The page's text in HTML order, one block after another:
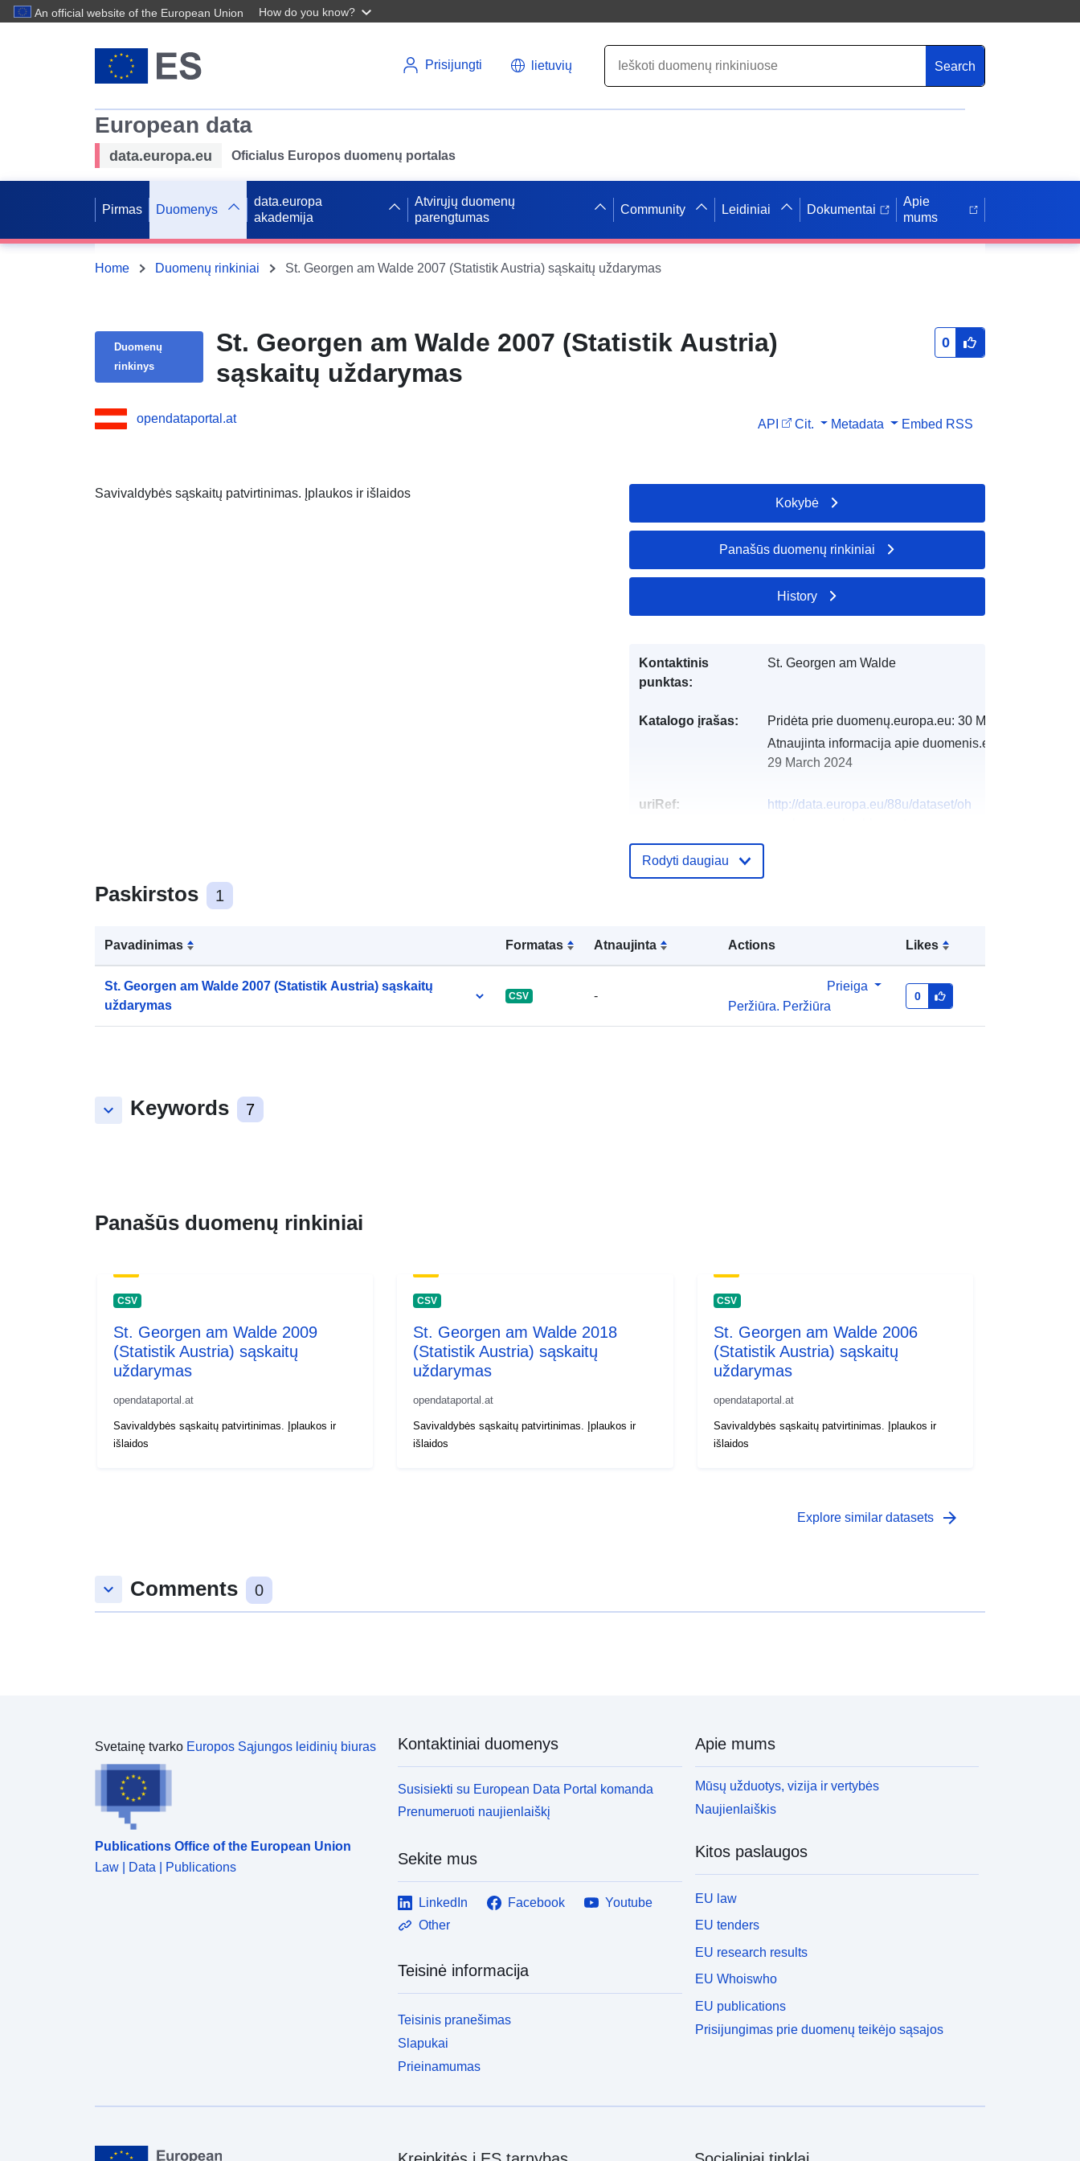
An official website of the European Union How do you know?
Prisijungti lietuvių Search
European data
data.europa.eu Oficialus Europos duomenų portalas
Pirmas Duomenys
data.europa
akademija
Atvirųjų duomenų
parengtumas
Community Leidiniai Dokumentai
Apie
mums
Home Duomenų rinkiniai St. Georgen am Walde 2007 (Statistik Austria) sąskaitų uždarymas
Duomenų
rinkinys
St. Georgen am Walde 2007 (Statistik Austria)
sąskaitų uždarymas
0
opendataportal.at API Cit. Metadata Embed RSS
Savivaldybės sąskaitų patvirtinimas. Įplaukos ir išlaidos
Paskirstos 1
Pavadinimas Formatas Atnaujinta Actions Likes
St. Georgen am Walde 2007 (Statistik Austria) sąskaitų
uždarymas
CSV -
Prieiga
Peržiūra. Peržiūra
0
keyboard_arrow_down Keywords 7
Kokybė
Panašūs duomenų rinkiniai
History
Kontaktinis
punktas:
St. Georgen am Walde
Katalogo įrašas: Pridėta prie duomenų.europa.eu: 30 March 2022
Atnaujinta informacija apie duomenis.europa.eu:
29 March 2024
uriRef:
http://data.europa.eu/88u/dataset/oh
Rodyti daugiau
Panašūs duomenų rinkiniai
CSV
St. Georgen am Walde 2009
(Statistik Austria) sąskaitų
uždarymas
opendataportal.at
Savivaldybės sąskaitų patvirtinimas. Įplaukos ir
išlaidos
CSV
St. Georgen am Walde 2018
(Statistik Austria) sąskaitų
uždarymas
opendataportal.at
Savivaldybės sąskaitų patvirtinimas. Įplaukos ir
išlaidos
CSV
St. Georgen am Walde 2006
(Statistik Austria) sąskaitų
uždarymas
opendataportal.at
Savivaldybės sąskaitų patvirtinimas. Įplaukos ir
išlaidos
Explore similar datasets arrow_forward
keyboard_arrow_down Comments 0
Svetainę tvarko Europos Sąjungos leidinių biuras
Publications Office of the European Union
Law | Data | Publications
Kontaktiniai duomenys
Susisiekti su European Data Portal komanda
Prenumeruoti naujienlaiškį
Sekite mus
LinkedIn Facebook
Youtube
Other
Teisinė informacija
Teisinis pranešimas
Slapukai
Prieinamumas
Apie mums
Mūsų užduotys, vizija ir vertybės
Naujienlaiškis
Kitos paslaugos
EU law
EU tenders
EU research results
EU Whoiswho
EU publications
Prisijungimas prie duomenų teikėjo sąsajos